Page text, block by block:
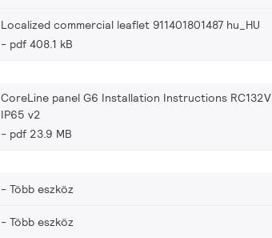
Localized commercial leaflet 911401801487 hu_HU
pdf 408.1 kB
CoreLine panel G6 Installation Instructions RC132V
IP65 v2
pdf 23.9 MB
Több eszköz
Több eszköz